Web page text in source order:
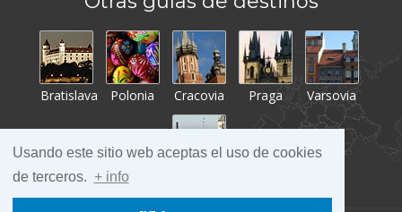
Usando este sitio web aceptas el uso de cookies
de terceros. + info
Bratislava Polonia Cracovia Praga Varsovia